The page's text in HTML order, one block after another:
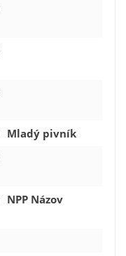
Mladý pivník
NPP Názov